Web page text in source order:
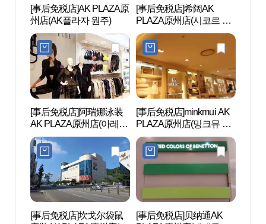
[事后免税店]AK PLAZA原
州店(AK플라자 원주)
[事后免税店]希阔AK
PLAZA原州店(시코르 AK
플라자 원주점)
[事后免税店]阿瑞娜泳装
AK PLAZA原州店(아레나
수영복 AK플라자 원주점)
[事后免税店]minkmui AK
PLAZA原州店(밍크뮤 AK
플라자 원주점)
[事后免税店]坎戈尔袋鼠
[事后免税店]贝纳通AK